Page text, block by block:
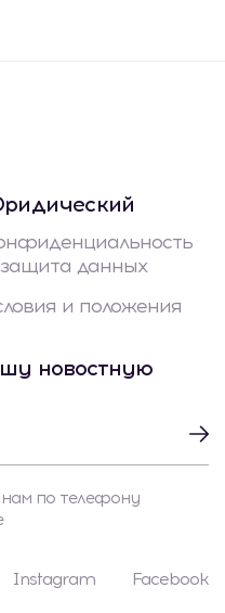
данных
и положения
новостную
нам по телефону
Instagram Facebook